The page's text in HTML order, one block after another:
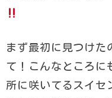
まず最初に見つけ
て！こんなところに
所に咲いてるスイセ